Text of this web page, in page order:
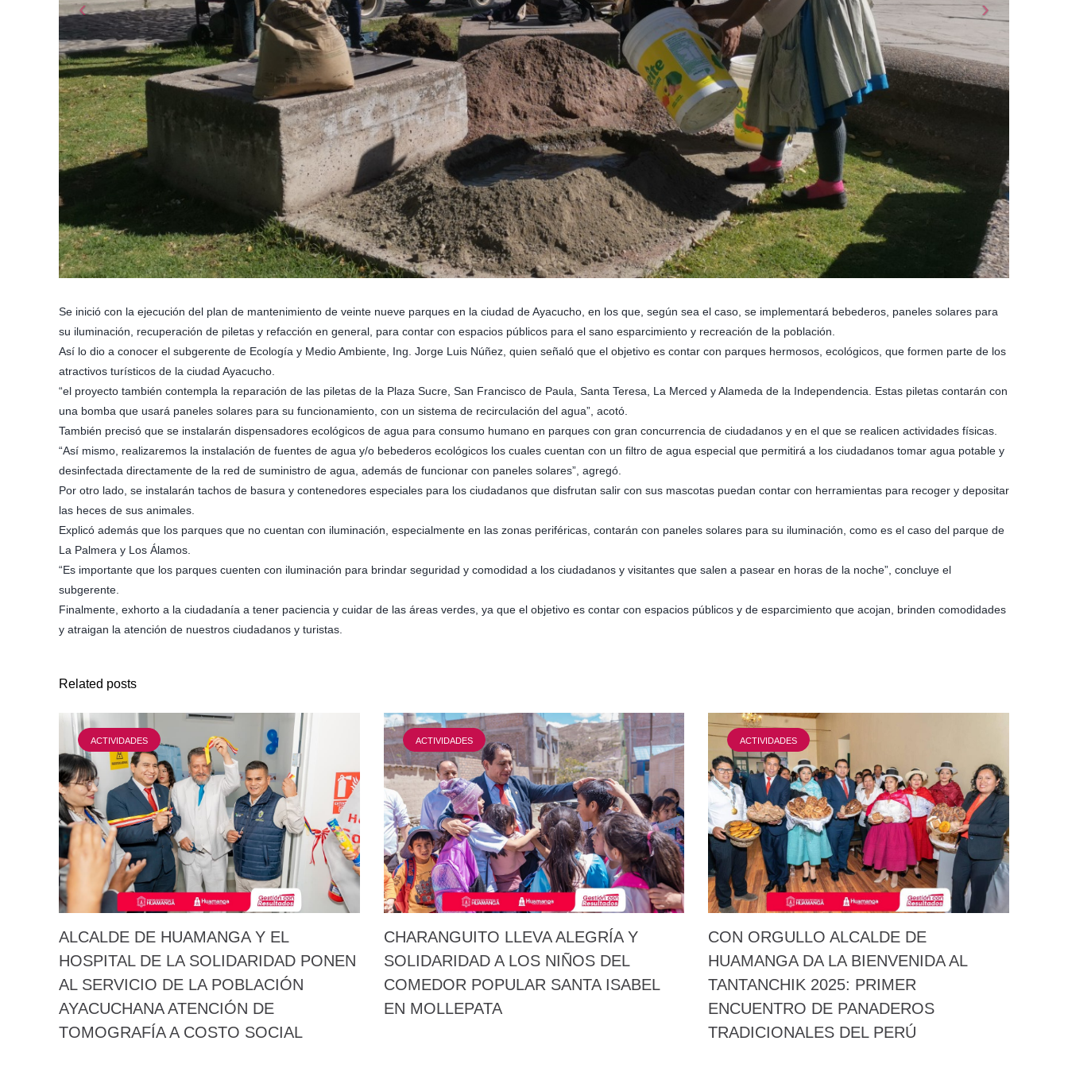
Se inició con la ejecución del plan de mantenimiento de veinte nueve parques en la ciudad de Ayacucho, en los que, según sea el caso, se implementará bebederos, paneles solares para
su iluminación, recuperación de piletas y refacción en general, para contar con espacios públicos para el sano esparcimiento y recreación de la población.
Así lo dio a conocer el subgerente de Ecología y Medio Ambiente, Ing. Jorge Luis Núñez, quien señaló que el objetivo es contar con parques hermosos, ecológicos, que formen parte de los
atractivos turísticos de la ciudad Ayacucho.
“el proyecto también contempla la reparación de las piletas de la Plaza Sucre, San Francisco de Paula, Santa Teresa, La Merced y Alameda de la Independencia. Estas piletas contarán con
una bomba que usará paneles solares para su funcionamiento, con un sistema de recirculación del agua”, acotó.
También precisó que se instalarán dispensadores ecológicos de agua para consumo humano en parques con gran concurrencia de ciudadanos y en el que se realicen actividades físicas.
“Así mismo, realizaremos la instalación de fuentes de agua y/o bebederos ecológicos los cuales cuentan con un filtro de agua especial que permitirá a los ciudadanos tomar agua potable y
desinfectada directamente de la red de suministro de agua, además de funcionar con paneles solares”, agregó.
Por otro lado, se instalarán tachos de basura y contenedores especiales para los ciudadanos que disfrutan salir con sus mascotas puedan contar con herramientas para recoger y depositar
las heces de sus animales.
Explicó además que los parques que no cuentan con iluminación, especialmente en las zonas periféricas, contarán con paneles solares para su iluminación, como es el caso del parque de
La Palmera y Los Álamos.
“Es importante que los parques cuenten con iluminación para brindar seguridad y comodidad a los ciudadanos y visitantes que salen a pasear en horas de la noche”, concluye el
subgerente.
Finalmente, exhorto a la ciudadanía a tener paciencia y cuidar de las áreas verdes, ya que el objetivo es contar con espacios públicos y de esparcimiento que acojan, brinden comodidades
y atraigan la atención de nuestros ciudadanos y turistas.
Related posts
ACTIVIDADES
ALCALDE DE HUAMANGA Y EL
HOSPITAL DE LA SOLIDARIDAD PONEN
AL SERVICIO DE LA POBLACIÓN
AYACUCHANA ATENCIÓN DE
TOMOGRAFÍA A COSTO SOCIAL
ACTIVIDADES
CHARANGUITO LLEVA ALEGRÍA Y
SOLIDARIDAD A LOS NIÑOS DEL
COMEDOR POPULAR SANTA ISABEL
EN MOLLEPATA
ACTIVIDADES
CON ORGULLO ALCALDE DE
HUAMANGA DA LA BIENVENIDA AL
TANTANCHIK 2025: PRIMER
ENCUENTRO DE PANADEROS
TRADICIONALES DEL PERÚ